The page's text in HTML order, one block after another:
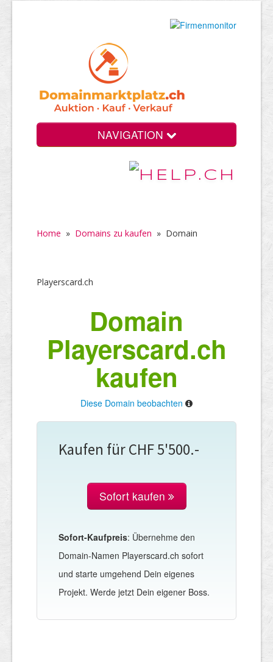
NAVIGATION
Home » Domains zu kaufen » Domain
Playerscard.ch
Domain
Playerscard.ch
kaufen
Diese Domain beobachten
Kaufen für CHF 5'500.-
Sofort kaufen
Sofort-Kaufpreis: Übernehme den
Domain-Namen Playerscard.ch sofort
und starte umgehend Dein eigenes
Projekt. Werde jetzt Dein eigener Boss.